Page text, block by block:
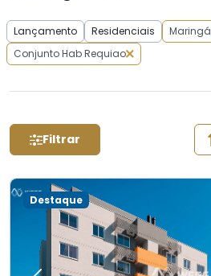
Lançamento Residenciais Maringá
Conjunto Hab Requiao
Filtrar
Destaque